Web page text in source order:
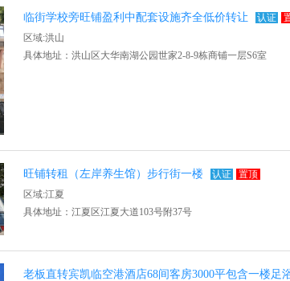
临街学校旁旺铺盈利中配套设施齐全低价转让 认证
区域:洪山
具体地址：洪山区大华南湖公园世家2-8-9栋商铺一层S6室
旺铺转租（左岸养生馆）步行街一楼 认证
置顶
区域:江夏
具体地址：江夏区江夏大道103号附37号
老板直转宾凯临空港酒店68间客房3000平包含一楼足